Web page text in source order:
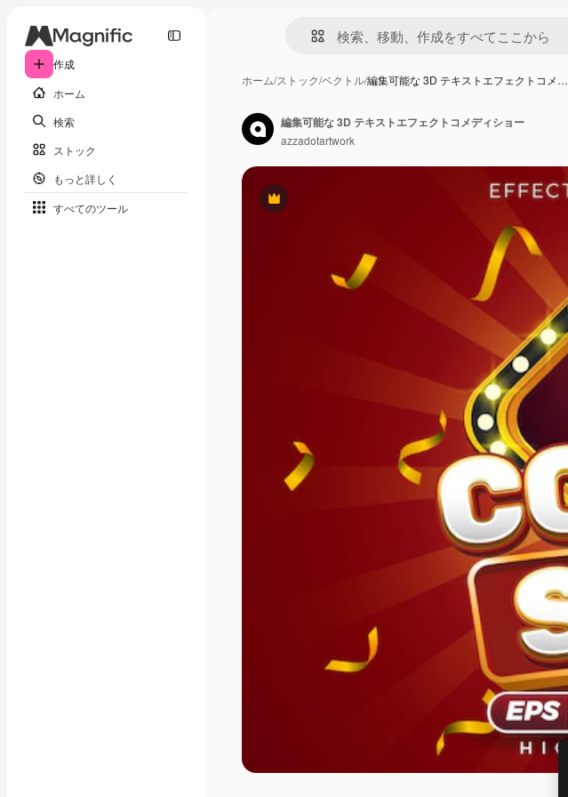
作成
ホーム
検索
ストック
もっと詳しく
すべてのツール
ホーム/ストック/ベクトル/編集可能な 3D テキストエフェクトコメ…
Premium
編集可能な 3D テキストエフェクトコメディショー
azzadotartwork